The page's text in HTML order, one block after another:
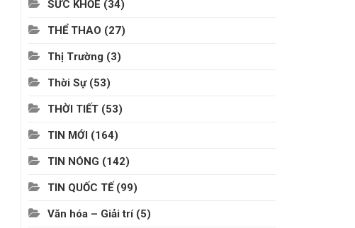
SỨC KHỎE (34)
THỂ THAO (27)
Thị Trường (3)
Thời Sự(53)
THỜI TIẾT (53)
TIN MỚI (164)
TIN NÓNG (142)
TIN QUỐC TẾ (99)
Văn hóa – Giải trí(5)